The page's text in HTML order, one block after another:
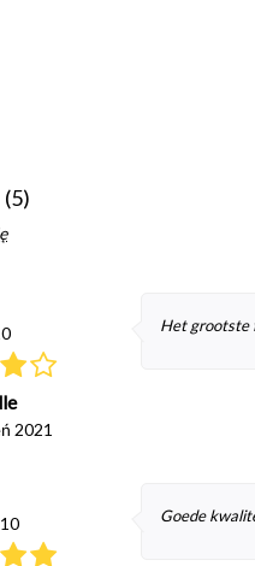
(5)
2021
Het grootste
Goede